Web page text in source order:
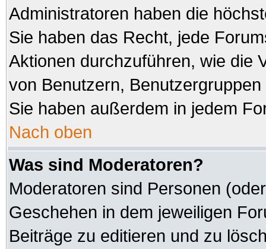
Administratoren haben die
Sie haben das Recht, jede
Aktionen durchzuführen, wie die
von Benutzern,
Sie haben außerdem in jedem
Nach oben
Was sind Moderatoren?
Moderatoren sind Personen
Geschehen in dem jeweiligen
Beiträge zu editieren und zu